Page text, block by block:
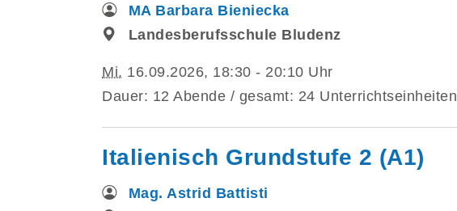
MA Barbara Bieniecka
Landesberufsschule Bludenz
Mi. 16.09.2026, 18:30 - 20:10 Uhr
Dauer: 12 Abende / gesamt: 24 Unterrichtseinheiten
Italienisch Grundstufe 2 (A1)
Mag. Astrid Battisti